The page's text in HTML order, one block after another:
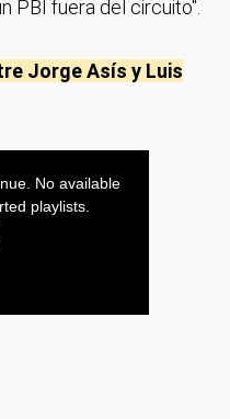
PBI fuera del circuito".
Jorge Asís y Luis